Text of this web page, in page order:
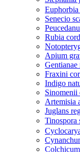
Senecio
Rubia
Apium
Fraxini
Indigo
Sinomenii
Artemisia
Juglans
Tinospora